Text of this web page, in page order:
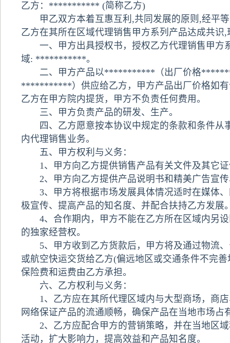
乙方：*********** (简称乙方)
甲乙双方本着互惠互利,共同发展的原则,经平等
乙方在其所在区域代理销售甲方系列产品达成共识
一、甲方出具授权书，授权乙方代理销售甲方
域: ***********。
二、甲方产品以***********（出厂价格
***********）供应给乙方，甲方产品出厂价格如有
乙方在甲方院内提货，甲方不负责任何费用。
三、甲方负责产品的研发、生产。
四、乙方愿意按本协议中规定的条款和条件从
内代理销售业务。
五、甲方权利与义务：
1、甲方向乙方提供销售产品有关文件及其它证
2、甲方向乙方提供产品说明书和精美广告宣
3、甲方将根据市场发展具体情况适时在媒体
极宣传、提高产品的知名度、并配合扶持乙方发展
4、合作期内，甲方不能在乙方所在区域内另
的独家经营权。
5、甲方收到乙方货款后，甲方将及通过物流
或航空快运交货给乙方(偏远地区或交通条件不完
保险费和运费由乙方承担。
六、乙方权利与义务：
1、乙方应在其所代理区域内与大型商场，商店
网络保证产品的流通顺畅，确保产品在当地市场占
2、乙方应配合甲方的营销策略，并在当地区域
活动，扩大影响力，提高效益和产品知名度。